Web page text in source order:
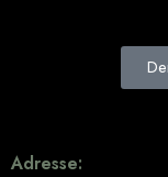
Adresse: